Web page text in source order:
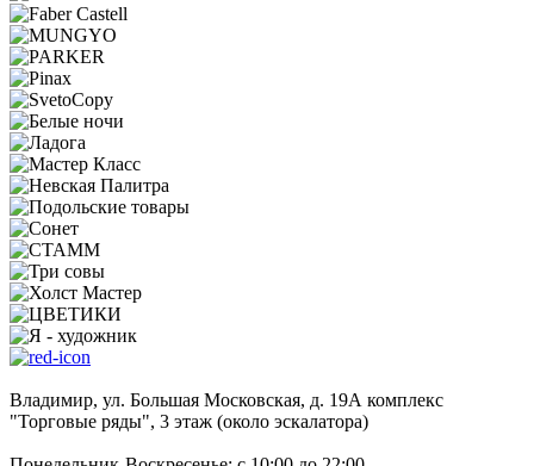
Владимир, ул. Большая Московская, д. 19А комплекс
"Торговые ряды", 3 этаж (около эскалатора)